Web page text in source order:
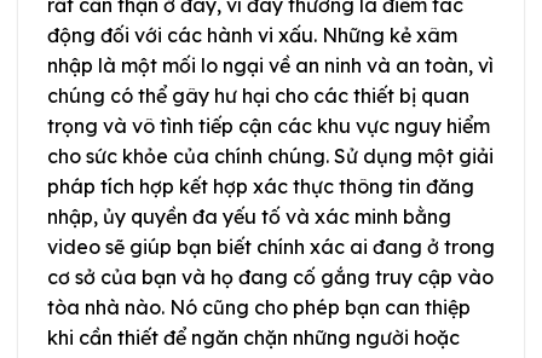
rất cẩn thận ở đây, vì đây thường là điểm tác
động đối với các hành vi xấu. Những kẻ xâm
nhập là một mối lo ngại về an ninh và an toàn, vì
chúng có thể gây hư hại cho các thiết bị quan
trọng và vô tình tiếp cận các khu vực nguy hiểm
cho sức khỏe của chính chúng. Sử dụng một giải
pháp tích hợp kết hợp xác thực thông tin đăng
nhập, ủy quyền đa yếu tố và xác minh bằng
video sẽ giúp bạn biết chính xác ai đang ở trong
cơ sở của bạn và họ đang cố gắng truy cập vào
tòa nhà nào. Nó cũng cho phép bạn can thiệp
khi cần thiết để ngăn chặn những người hoặc